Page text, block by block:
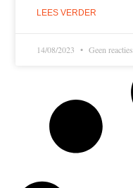
LEES VERDER
14/08/2023 Geen reacties